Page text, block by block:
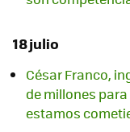
18 julio
César Franco,
de millones para
estamos